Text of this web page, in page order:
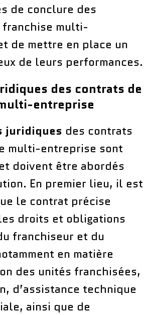
de conclure des
multi-
de mettre en place un
de leurs performances.
des contrats de
entreprise
juridiques des contrats
multi-entreprise sont
doivent être abordés
En premier lieu, il est
le contrat précise
droits et obligations
franchiseur et du
en matière
des unités franchisées,
d’assistance technique
ainsi que de